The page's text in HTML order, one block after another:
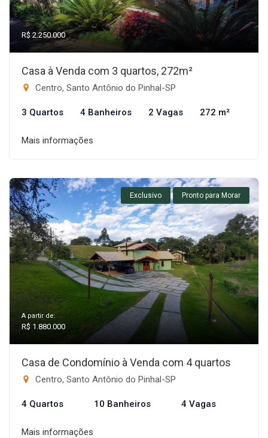
R$ 2.250.000
Casa à Venda com 3 quartos, 272m²
Centro, Santo Antônio do Pinhal-SP
3 Quartos 4 Banheiros 2 Vagas 272 m²
Mais informações
Exclusivo Pronto para Morar
A partir de:
R$ 1.880.000
Casa de Condomínio à Venda com 4 quartos
Centro, Santo Antônio do Pinhal-SP
4 Quartos 10 Banheiros 4 Vagas
Mais informações